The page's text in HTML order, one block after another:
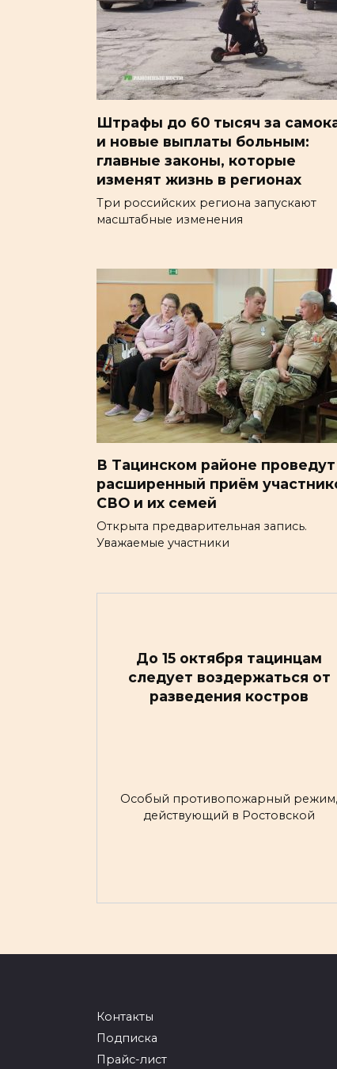
Штрафы до 60 тысяч за
и новые выплаты больным:
главные законы, которые
изменят жизнь в регионах
Три российских региона запускают
масштабные изменения
В Тацинском районе проведут
расширенный приём
СВО и их семей
Открыта предварительная запись.
Уважаемые участники
До 15 октября тацинцам
следует воздержаться от
разведения костров
Особый противопожарный режим,
действующий в Ростовской
Контакты
Подписка
Прайс-лист